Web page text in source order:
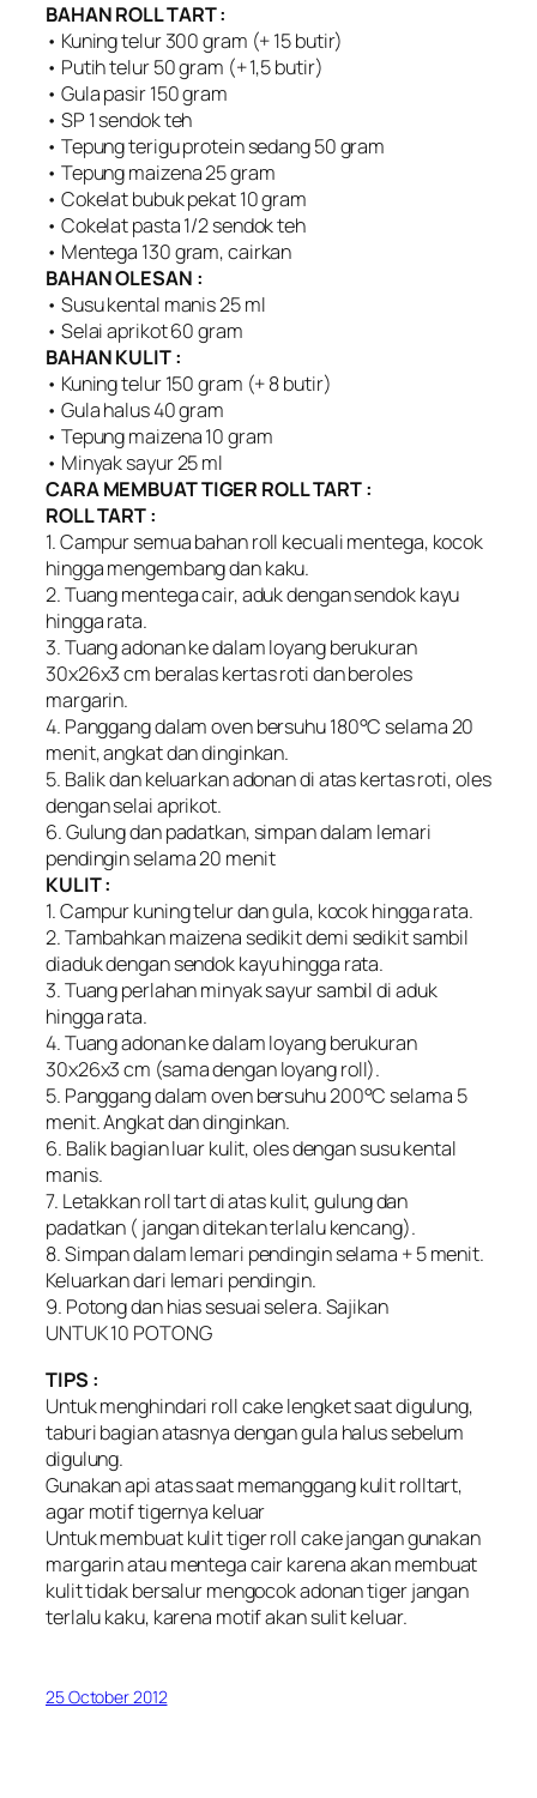
BAHAN ROLL TART :
• Kuning telur 300 gram (+ 15 butir)
• Putih telur 50 gram (+ 1,5 butir)
• Gula pasir 150 gram
• SP 1 sendok teh
• Tepung terigu protein sedang 50 gram
• Tepung maizena 25 gram
• Cokelat bubuk pekat 10 gram
• Cokelat pasta 1/2 sendok teh
• Mentega 130 gram, cairkan
BAHAN OLESAN :
• Susu kental manis 25 ml
• Selai aprikot 60 gram
BAHAN KULIT :
• Kuning telur 150 gram (+ 8 butir)
• Gula halus 40 gram
• Tepung maizena 10 gram
• Minyak sayur 25 ml
CARA MEMBUAT TIGER ROLL TART :
ROLL TART :
1. Campur semua bahan roll kecuali mentega, kocok
hingga mengembang dan kaku.
2. Tuang mentega cair, aduk dengan sendok kayu
hingga rata.
3. Tuang adonan ke dalam loyang berukuran
30x26x3 cm beralas kertas roti dan beroles
margarin.
4. Panggang dalam oven bersuhu 180°C selama 20
menit, angkat dan dinginkan.
5. Balik dan keluarkan adonan di atas kertas roti, oles
dengan selai aprikot.
6. Gulung dan padatkan, simpan dalam lemari
pendingin selama 20 menit
KULIT :
1. Campur kuning telur dan gula, kocok hingga rata.
2. Tambahkan maizena sedikit demi sedikit sambil
diaduk dengan sendok kayu hingga rata.
3. Tuang perlahan minyak sayur sambil di aduk
hingga rata.
4. Tuang adonan ke dalam loyang berukuran
30x26x3 cm (sama dengan loyang roll).
5. Panggang dalam oven bersuhu 200°C selama 5
menit. Angkat dan dinginkan.
6. Balik bagian luar kulit, oles dengan susu kental
manis.
7. Letakkan roll tart di atas kulit, gulung dan
padatkan ( jangan ditekan terlalu kencang).
8. Simpan dalam lemari pendingin selama + 5 menit.
Keluarkan dari lemari pendingin.
9. Potong dan hias sesuai selera. Sajikan
UNTUK 10 POTONG
TIPS :
Untuk menghindari roll cake lengket saat digulung,
taburi bagian atasnya dengan gula halus sebelum
digulung.
Gunakan api atas saat memanggang kulit rolltart,
agar motif tigernya keluar
Untuk membuat kulit tiger roll cake jangan gunakan
margarin atau mentega cair karena akan membuat
kulit tidak bersalur mengocok adonan tiger jangan
terlalu kaku, karena motif akan sulit keluar.
25 October 2012